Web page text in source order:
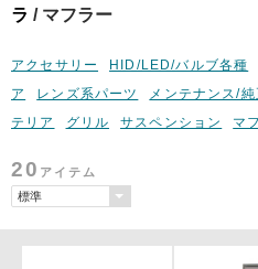
ラ / マフラー
アクセサリー HID/LED/バルブ各種
ア
レンズ系パーツ メンテナンス/純
テリア
グリル サスペンション マ
20 アイテム